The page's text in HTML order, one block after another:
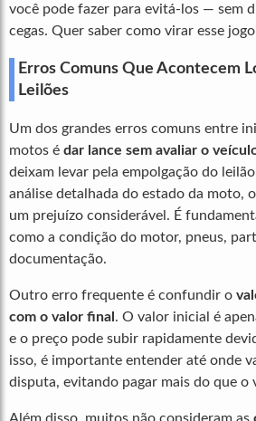
você pode fazer para evitá-los — sem
cegas. Quer saber como virar esse
Erros Comuns Que Acontecem
Leilões
Um dos grandes erros comuns entre
motos é dar lance sem avaliar o
deixam levar pela empolgação do
análise detalhada do estado da moto,
um prejuízo considerável. É
como a condição do motor, pneus,
documentação.
Outro erro frequente é confundir o
com o valor final . O valor inicial é
e o preço pode subir rapidamente
isso, é importante entender até onde
disputa, evitando pagar mais do que o